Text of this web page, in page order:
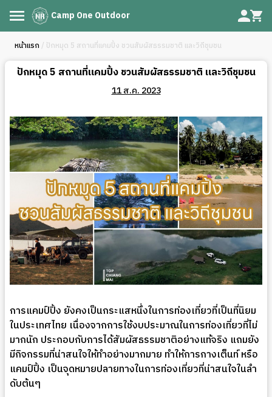
Camp One Outdoor
หน้าแรก / ปักหมุด 5 สถานที่แคมปิ้ง ชวนสัมผัสธรรมชาติ และวิถีชุมชน
ปักหมุด 5 สถานที่แคมปิ้ง ชวนสัมผัสธรรมชาติ และวิถีชุมชน
11 ส.ค. 2023
การแคมป์ปิ้ง ยังคงเป็นกระแสหนึ่งในการท่องเที่ยวที่เป็นที่นิยม
ในประเทศไทย เนื่องจากการใช้งบประมาณในการท่องเที่ยวที่ไม่
มากนัก ประกอบกับการได้สัมผัสธรรมชาติอย่างแท้จริง แถมยัง
มีกิจกรรมที่น่าสนใจให้ทำอย่างมากมาย ทำให้การกางเต็นท์ หรือ
แคมป์ปิ้ง เป็นจุดหมายปลายทางในการท่องเที่ยวที่น่าสนใจในลำ
ดับต้นๆ